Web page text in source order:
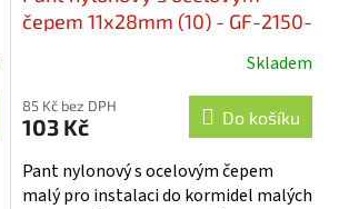
čepem 11x28mm (10) - GF-2150-
Skladem
85 Kč bez DPH
103 Kč Do košíku
Pant nylonový s ocelovým čepem
malý pro instalaci do kormidel malých